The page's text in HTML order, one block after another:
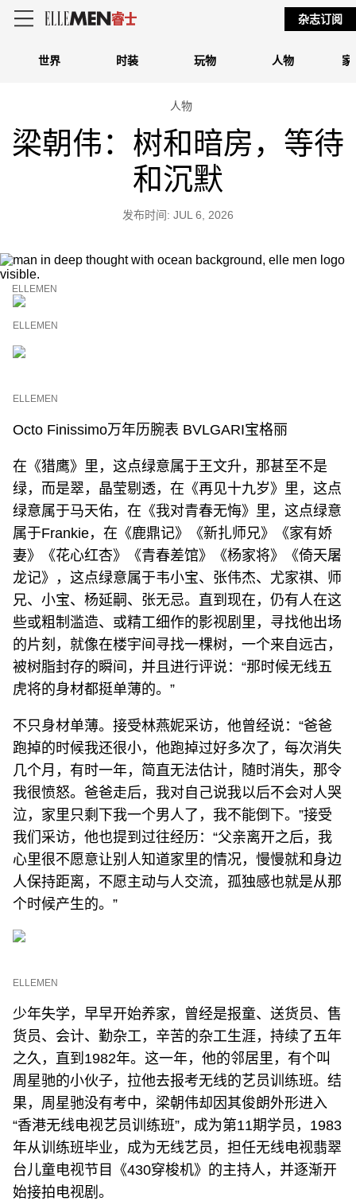
世界 时装 玩物 人物 家
杂志订阅
人物
梁朝伟：树和暗房，等待
和沉默
发布时间: JUL 6, 2026
ELLEMEN
ELLEMEN
ELLEMEN
Octo Finissimo万年历腕表 BVLGARI宝格丽
在《猎鹰》里，这点绿意属于王文升，那甚至不是
绿，而是翠，晶莹剔透，在《再见十九岁》里，这点
绿意属于马天佑，在《我对青春无悔》里，这点绿意
属于Frankie，在《鹿鼎记》《新扎师兄》《家有娇
妻》《花心红杏》《青春差馆》《杨家将》《倚天屠
龙记》，这点绿意属于韦小宝、张伟杰、尤家祺、师
兄、小宝、杨延嗣、张无忌。直到现在，仍有人在这
些或粗制滥造、或精工细作的影视剧里，寻找他出场
的片刻，就像在楼宇间寻找一棵树，一个来自远古，
被树脂封存的瞬间，并且进行评说：“那时候无线五
虎将的身材都挺单薄的。”
不只身材单薄。接受林燕妮采访，他曾经说：“爸爸
跑掉的时候我还很小，他跑掉过好多次了，每次消失
几个月，有时一年，简直无法估计，随时消失，那令
我很愤怒。爸爸走后，我对自己说我以后不会对人哭
泣，家里只剩下我一个男人了，我不能倒下。”接受
我们采访，他也提到过往经历：“父亲离开之后，我
心里很不愿意让别人知道家里的情况，慢慢就和身边
人保持距离，不愿主动与人交流，孤独感也就是从那
个时候产生的。”
ELLEMEN
少年失学，早早开始养家，曾经是报童、送货员、售
货员、会计、勤杂工，辛苦的杂工生涯，持续了五年
之久，直到1982年。这一年，他的邻居里，有个叫
周星驰的小伙子，拉他去报考无线的艺员训练班。结
果，周星驰没有考中，梁朝伟却因其俊朗外形进入
“香港无线电视艺员训练班”，成为第11期学员，1983
年从训练班毕业，成为无线艺员，担任无线电视翡翠
台儿童电视节目《430穿梭机》的主持人，并逐渐开
始接拍电视剧。